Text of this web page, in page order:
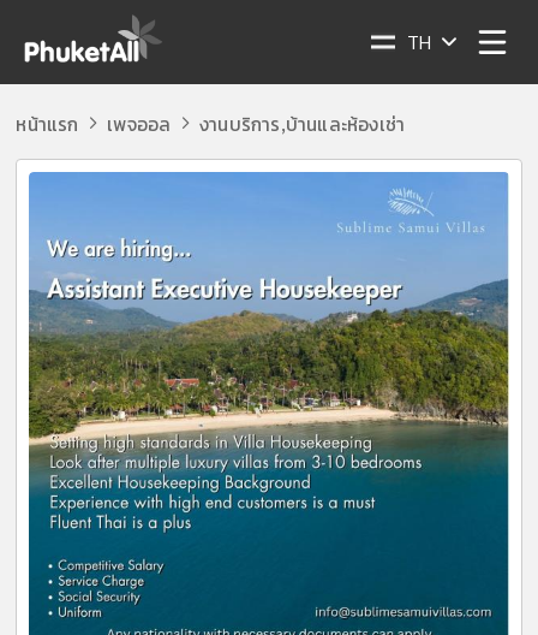
TH
หน้าแรก เพจออล งานบริการ,บ้านและห้องเช่า